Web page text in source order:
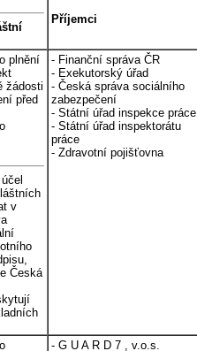
Příjemci
plnění
žádosti
před
v
Česká
- Finanční správa ČR
- Exekutorský úřad
- Česká správa sociálního
zabezpečení
- Státní úřad inspekce práce
- Státní úřad inspektorátu
práce
- Zdravotní pojišťovna
- G U A R D 7 , v.o.s.